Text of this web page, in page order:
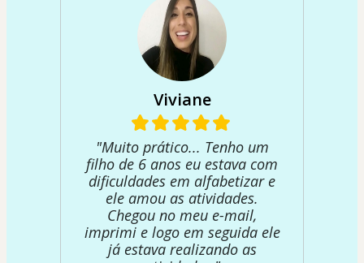
Viviane
"Muito prático... Tenho um
filho de 6 anos eu estava com
dificuldades em alfabetizar e
ele amou as atividades.
Chegou no meu e-mail,
imprimi e logo em seguida ele
já estava realizando as